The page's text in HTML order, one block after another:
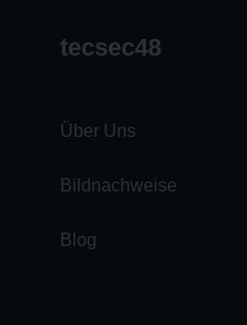
tecsec48
Über Uns
Bildnachweise
Blog